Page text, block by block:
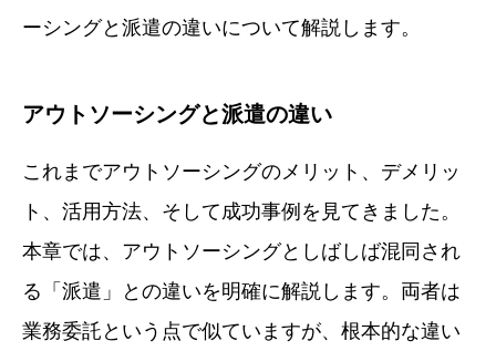
ーシングと派遣の違いについて解説します。
アウトソーシングと派遣の違い
これまでアウトソーシングのメリット、デメリッ
ト、活用方法、そして成功事例を見てきました。
本章では、アウトソーシングとしばしば混同され
る「派遣」との違いを明確に解説します。両者は
業務委託という点で似ていますが、根本的な違い